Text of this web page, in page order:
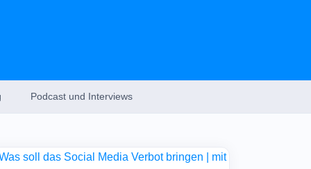
Was bei
IT-Asset-Management
Lizenzmanagement
Podcast und Interviews